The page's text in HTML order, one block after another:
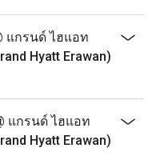
= 2226 บาท, 40% =
พฤหัสบดี: 17:30-22:00
= 1626 บาท, 40% =
แกรนด์ ไฮแอท
Hyatt Erawan)
แกรนด์ ไฮแอท
Hyatt Erawan)